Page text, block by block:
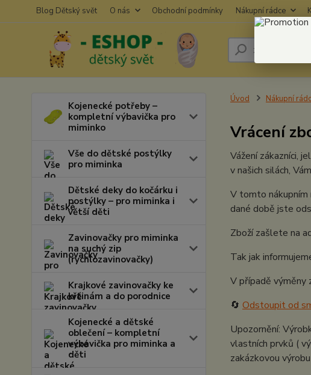
Blog Dětský svět O nás Obchodní podmínky Nákupní rádce
Kojenecké potřeby –
kompletní výbavička pro
miminko
Vše do dětské postýlky
pro miminka
Dětské deky do kočárku i
postýlky – pro miminka i
větší děti
Zavinovačky pro miminka
na suchý zip
(rychlozavinovačky)
Krajkové zavinovačky ke
křtinám a do porodnice
Kojenecké a dětské
oblečení – kompletní
výbavička pro miminka a
děti
Úvod Nákupní
Vrácení
Vážení zákazníci,
v našich silách,
V tomto nákupním
dané době jste
Zboží zašlete na
Tak jak
V případě výměny
🔄 Odstoupit od
Upozornění:
vlastních prvků (
zakázkovou